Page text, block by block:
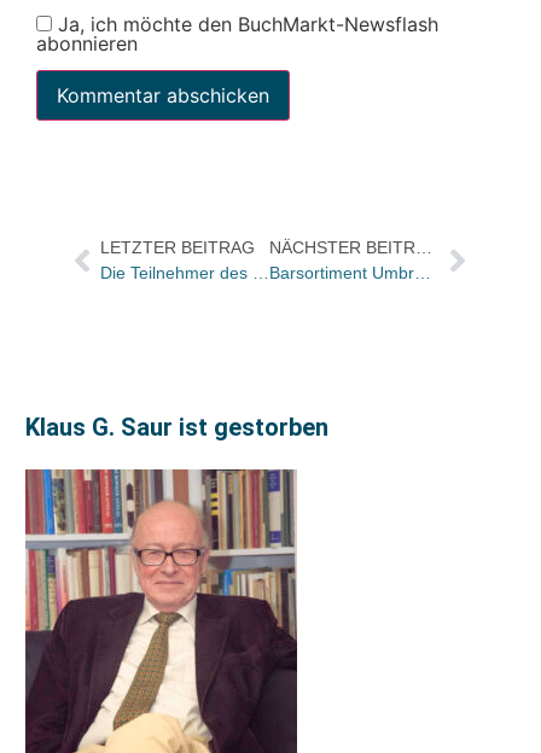
Ja, ich möchte den BuchMarkt-Newsflash
abonnieren
LETZTER BEITRAG
Klaus G. Saur ist gestorben